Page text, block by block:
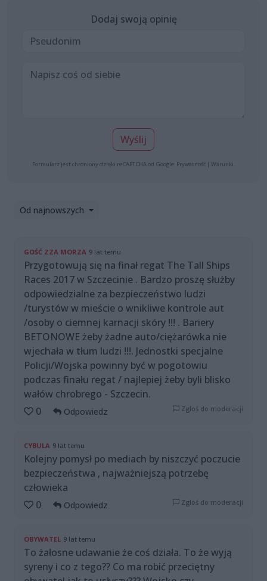
Dodaj swoją opinię
Wyślij
Formularz jest chroniony dzięki reCAPTCHA od Google: Prywatność | Warunki
Od najnowszych
GOŚĆ ZZA MORZA 9 lat temu
Przygotowują się na finał regat The Tall Ships
Races 2017 w Szczecinie . Bardzo proszę służby
odpowiedzialne za bezpieczeństwo ludzi
/turystów w mieście o wnikliwe kontrole aut
/osoby o ciemnej karnacji skóry !!! . Bariery
BETONOWE żeby żadne auto/ciężarówka nie
wjechała w tłum ludzi !!!. Jednostki specjalne
Policji/Wojska powinny być w pogotowiu
podczas finału regat / najlepiej żeby byli blisko
wałów chrobrego - Szczecin.
0
Odpowiedz Zgłoś do moderacji
CYBULA 9 lat temu
Kolejny pomysł po mediach by niszczyć poczucie
bezpieczeństwa , najważniejszą potrzebę
człowieka
0
Odpowiedz Zgłoś do moderacji
OBYWATEL 9 lat temu
To żałosne udawanie że coś działa. To że wyją
syreny i co z tego?? Co ma robić przeciętny